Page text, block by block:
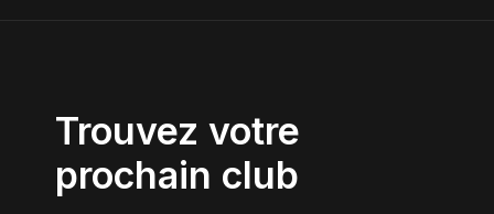
Trouvez votre
prochain club